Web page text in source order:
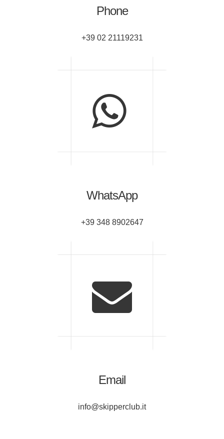
Phone
+39 02 21119231
WhatsApp
+39 348 8902647
Email
info@skipperclub.it